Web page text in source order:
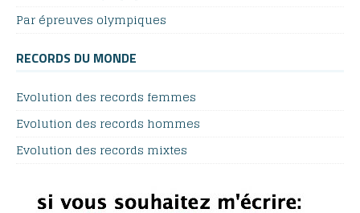
Par épreuves olympiques
RECORDS DU MONDE
Evolution des records femmes
Evolution des records hommes
Evolution des records mixtes